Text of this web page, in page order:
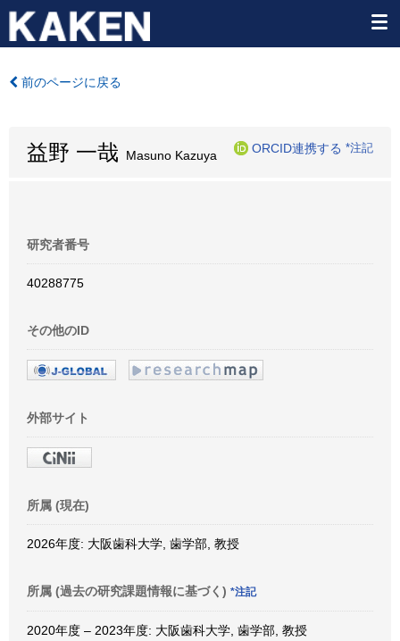
前のページに戻る
益野 一哉 Masuno Kazuya
ORCID連携する *注記
研究者番号
40288775
その他のID
外部サイト
所属 (現在)
2026年度: 大阪歯科大学, 歯学部, 教授
所属 (過去の研究課題情報に基づく) *注記
2020年度 – 2023年度: 大阪歯科大学, 歯学部, 教授